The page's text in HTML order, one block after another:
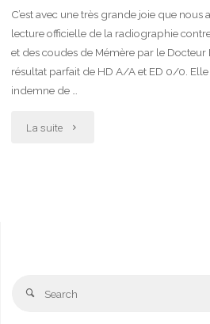
C’est avec une très grande joie que
lecture officielle de la radiographie
et des coudes de Mémère par le Docteur
résultat parfait de HD A/A et ED 0/0.
indemne de …
La suite "Résultats
Search